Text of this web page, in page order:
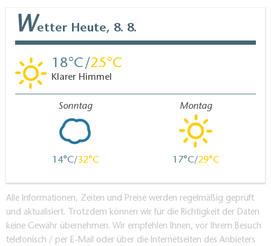
Wetter Heute, 8. 8.
18 25
Klarer Himmel
Sonntag
14 32
Montag
17 29
Alle Informationen, Zeiten und Preise werden regelmäßig geprüft
und aktualisiert. Trotzdem können wir für die Richtigkeit der Daten
keine Gewähr übernehmen. Wir empfehlen Ihnen, vor Ihrem Besuch
telefonisch / per E-Mail oder über die Internetseiten des Anbieters